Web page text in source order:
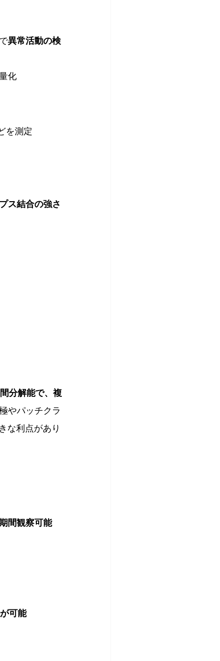
異常活動の検
化
を測定
ス結合の強さ
分解能で、複
やパッチクラ
な利点があり
間観察可能
可能